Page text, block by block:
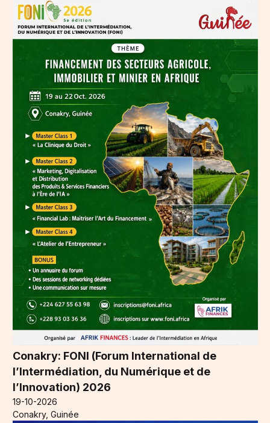
Conakry: FONI (Forum International de
l’Intermédiation, du Numérique et de
l’Innovation) 2026
19-10-2026
Conakry, Guinée